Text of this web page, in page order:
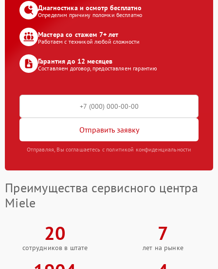
Диагностика и осмотр бесплатно
Определим причину поломки бесплатно
Мастера со стажем 7+ лет
Работаем с техникой любой сложности
Гарантия до 12 месяцев
Составляем договор, предоставляем гарантию
Отправить заявку
Отправляя, Вы соглашаетесь с политикой конфиденциальности
Преимущества сервисного центра
Miele
20
сотрудников в штате
7
лет на рынке